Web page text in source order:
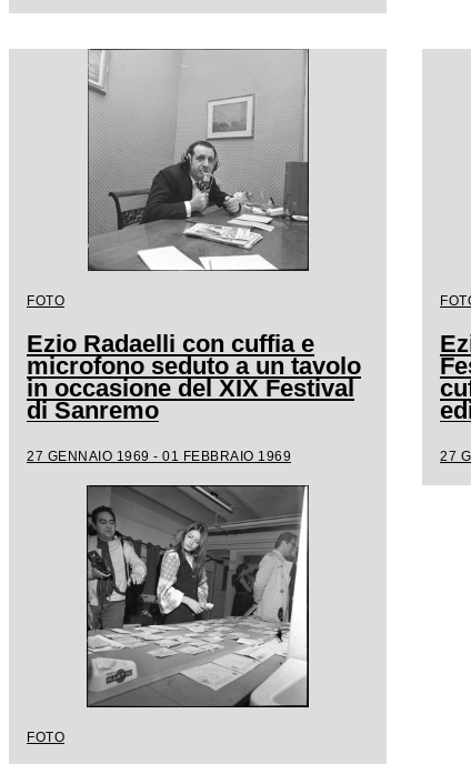
FOTO
Ezio Radaelli con cuffia e
microfono seduto a un tavolo
in occasione del XIX Festival
di Sanremo
27 GENNAIO 1969 - 01 FEBBRAIO 1969 27
FOTO